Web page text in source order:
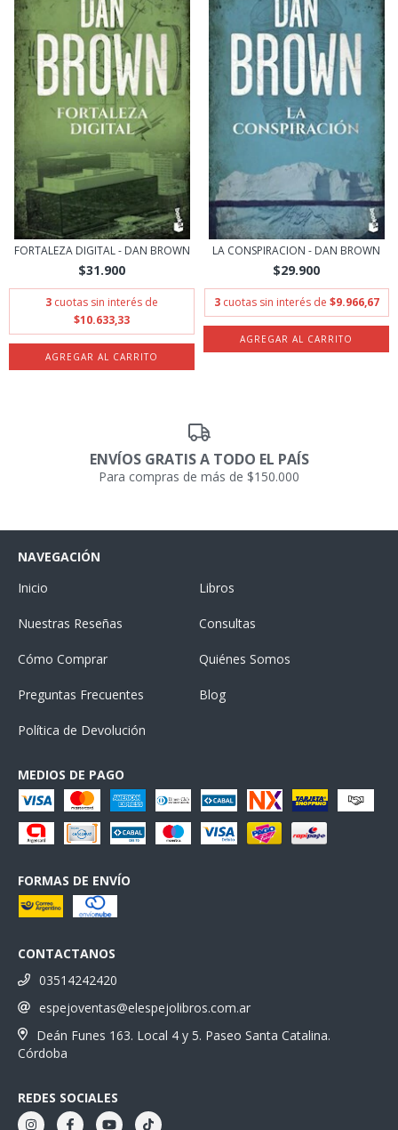
FORTALEZA DIGITAL - DAN BROWN
$31.900
3 cuotas sin interés de
$10.633,33
LA CONSPIRACION - DAN BROWN
$29.900
3 cuotas sin interés de $9.966,67
ENVÍOS GRATIS A TODO EL PAÍS
Para compras de más de $150.000
NAVEGACIÓN
Inicio
Libros
Nuestras Reseñas Consultas
Cómo Comprar Quiénes Somos
Preguntas Frecuentes Blog
Política de Devolución
MEDIOS DE PAGO
FORMAS DE ENVÍO
CONTACTANOS
03514242420
espejoventas@elespejolibros.com.ar
Deán Funes 163. Local 4 y 5. Paseo Santa Catalina.
Córdoba
REDES SOCIALES